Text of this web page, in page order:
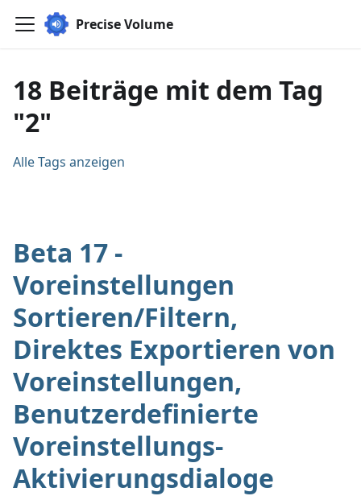
Precise Volume
18 Beiträge mit dem Tag
"2"
Alle Tags anzeigen
Beta 17 -
Voreinstellungen
Sortieren/Filtern,
Direktes Exportieren von
Voreinstellungen,
Benutzerdefinierte
Voreinstellungs-
Aktivierungsdialoge